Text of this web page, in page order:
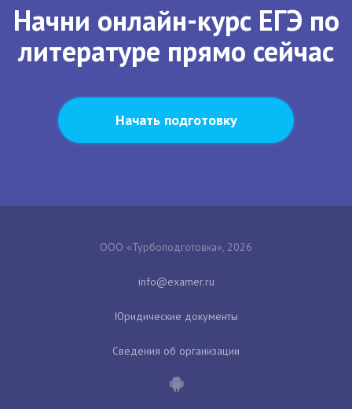
Начни онлайн-курс ЕГЭ по
литературе прямо сейчас
Начать подготовку
ООО «Турбоподготовка», 2026
Юридические документы
Сведения об организации